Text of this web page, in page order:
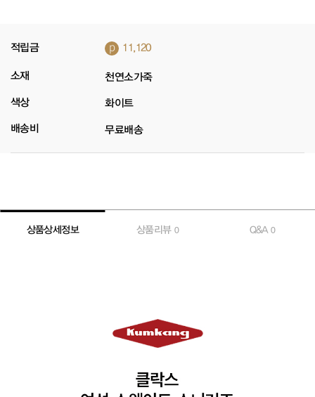
적립금 p 11,120
소재 천연소가죽
색상 화이트
배송비 무료배송
상품상세정보 상품리뷰 0 Q&A0